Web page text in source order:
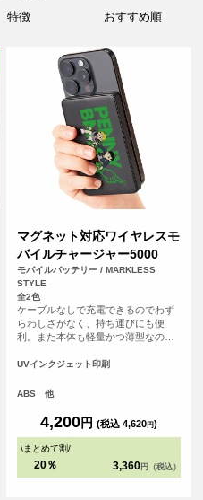
マグネット対応ワイヤレスモ
バイルチャージャー5000
モバイルバッテリー / MARKLESS
STYLE
全2色
ケーブルなしで充電できるのでわず
らわしさがなく、持ち運びにも便
利。また本体も軽量かつ薄型なの
さばらず便利なモバイルバッテリー
UVインクジェット印刷
ABS 他
4,200円 (税込 4,620円)
\まとめて割/
20％ 3,360 円（税込）